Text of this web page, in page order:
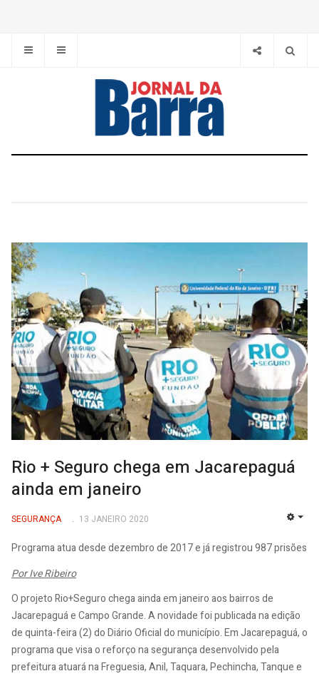
Rio + Seguro chega em Jacarepaguá
ainda em janeiro
SEGURANÇA 13 JANEIRO 2020
Programa atua desde dezembro de 2017 e já registrou 987 prisões
Por Ive Ribeiro
O projeto Rio+Seguro chega ainda em janeiro aos bairros de
Jacarepaguá e Campo Grande. A novidade foi publicada na edição
de quinta-feira (2) do Diário Oficial do município. Em Jacarepaguá, o
programa que visa o reforço na segurança desenvolvido pela
prefeitura atuará na Freguesia, Anil, Taquara, Pechincha, Tanque e